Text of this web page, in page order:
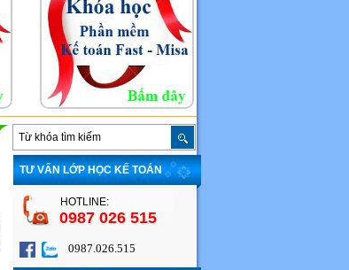
TƯ VẤN LỚP HỌC KẾ TOÁN
0987 026 515
HOTLINE:
0987.026.515